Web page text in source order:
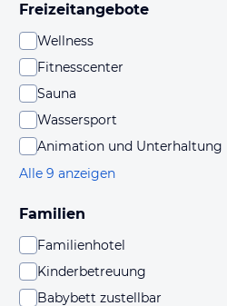
Freizeitangebote
Wellness
Fitnesscenter
Sauna
Wassersport
Animation und Unterhaltung
Alle 9 anzeigen
Familien
Familienhotel
Kinderbetreuung
Babybett zustellbar